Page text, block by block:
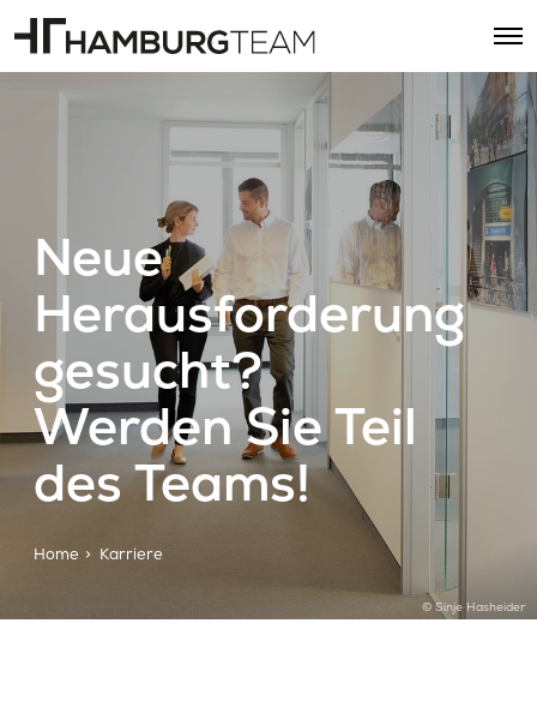
O
e
n
M
e
n
u
Neue
Herausforderung
gesucht?
Werden Sie Teil
des Teams!
Home > Karriere
© Sinje Hasheider